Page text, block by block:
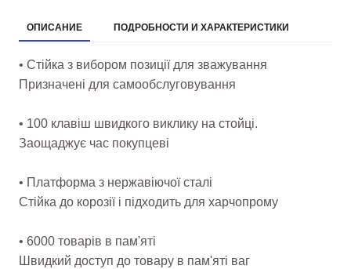
ОПИСАНИЕ ПОДРОБНОСТИ И ХАРАКТЕРИСТИКИ
• Стійка з вибором позиції для зважування
Призначені для самообслуговування
• 100 клавіш швидкого виклику на стойці.
Заощаджує час покупцеві
• Платформа з нержавіючої сталі
Стійка до корозії і підходить для харчопрому
• 6000 товарів в пам'яті
Швидкий доступ до товару в пам'яті ваг